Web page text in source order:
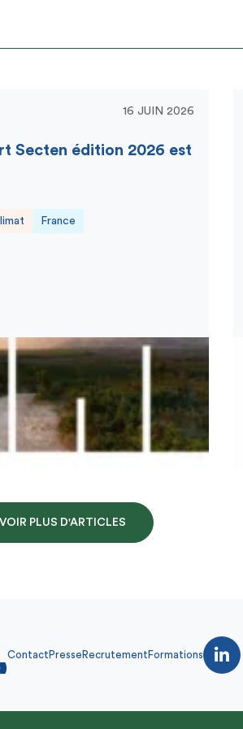
16 JUIN 2026
Secten édition 2026 est
France
VOIR PLUS D'ARTICLES
Contact Presse Recrutement Formations